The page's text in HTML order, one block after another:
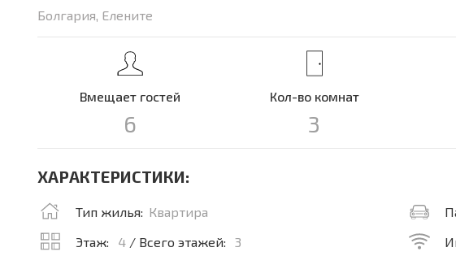
Болгария, Елените
Вмещает гостей
6
Кол-во комнат
3
ХАРАКТЕРИСТИКИ:
Тип жилья: Квартира
Этаж:
4 / Всего этажей:
3